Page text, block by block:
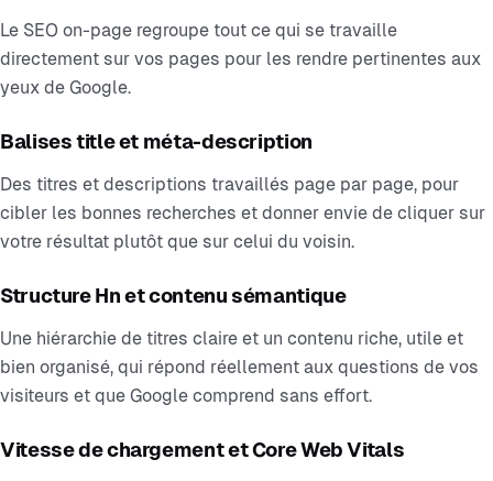
Le SEO on-page regroupe tout ce qui se travaille
directement sur vos pages pour les rendre pertinentes aux
yeux de Google.
Balises title et méta-description
Des titres et descriptions travaillés page par page, pour
cibler les bonnes recherches et donner envie de cliquer sur
votre résultat plutôt que sur celui du voisin.
Structure Hn et contenu sémantique
Une hiérarchie de titres claire et un contenu riche, utile et
bien organisé, qui répond réellement aux questions de vos
visiteurs et que Google comprend sans effort.
Vitesse de chargement et Core Web Vitals